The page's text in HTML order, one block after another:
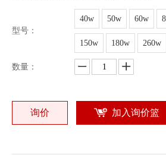
型号：
40w 50w 60w
150w 180w 260w
数量：
询价 加入询价篮